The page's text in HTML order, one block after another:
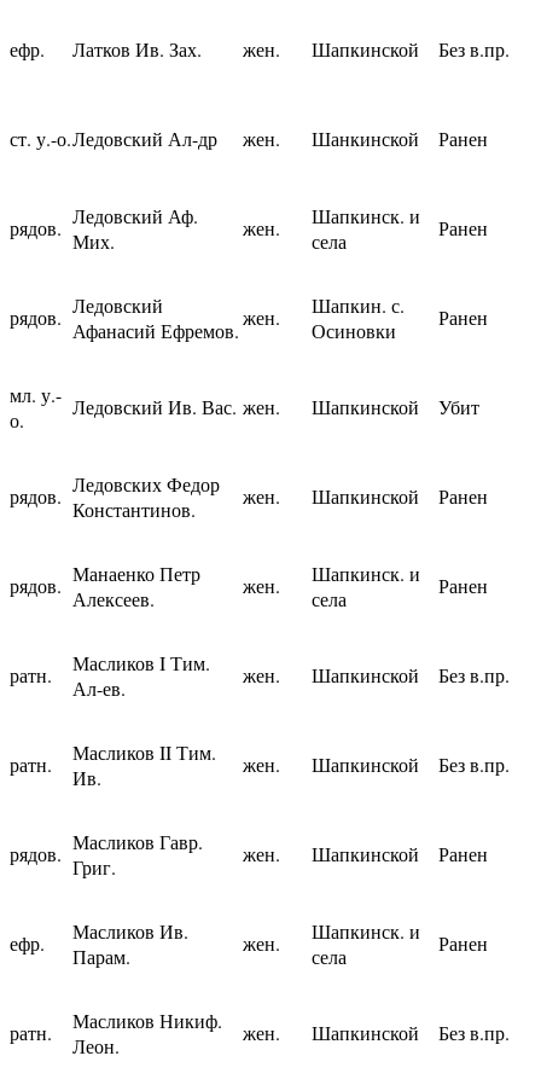
ефр. Латков Ив. Зах. жен. Шапкинской Без в.пр.
ст. у.-о.Ледовский Ал-др жен. Шанкинской Ранен
рядов. Ледовский Аф.
Мих.
жен.
Шапкинск. и
села
Ранен
рядов. Ледовский
Афанасий Ефремов.
жен.
Шапкин. с.
Осиновки
Ранен
мл. у.-
о.
Ледовский Ив. Вас. жен. Шапкинской Убит
рядов. Ледовских Федор
Константинов.
жен. Шапкинской Ранен
рядов. Манаенко Петр
Алексеев.
жен.
Шапкинск. и
села
Ранен
ратн.
Масликов I Тим.
Ал-ев.
жен. Шапкинской Без в.пр.
ратн.
Масликов II Тим.
Ив.
жен. Шапкинской Без в.пр.
рядов. Масликов Гавр.
Григ.
жен. Шапкинской Ранен
ефр.
Масликов Ив.
Парам.
жен.
Шапкинск. и
села
Ранен
ратн.
Масликов Никиф.
Леон.
жен. Шапкинской Без в.пр.